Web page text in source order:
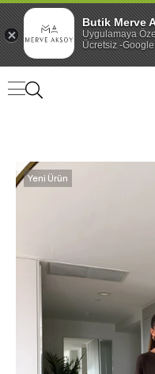
Yeni Ürün
Butik Merve
Uygulamaya
Ücretsiz -